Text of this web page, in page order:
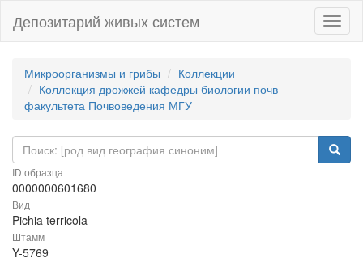
Депозитарий живых систем
Микроорганизмы и грибы
Коллекции
Коллекция дрожжей кафедры биологии почв
факультета Почвоведения МГУ
ID образца
0000000601680
Вид
Pichia terricola
Штамм
Y-5769